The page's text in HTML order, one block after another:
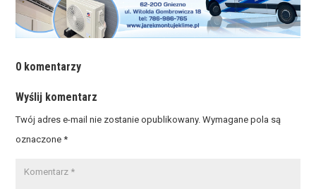
0 komentarzy
Wyślij komentarz
Twój adres e-mail nie zostanie opublikowany. Wymagane pola są
oznaczone*